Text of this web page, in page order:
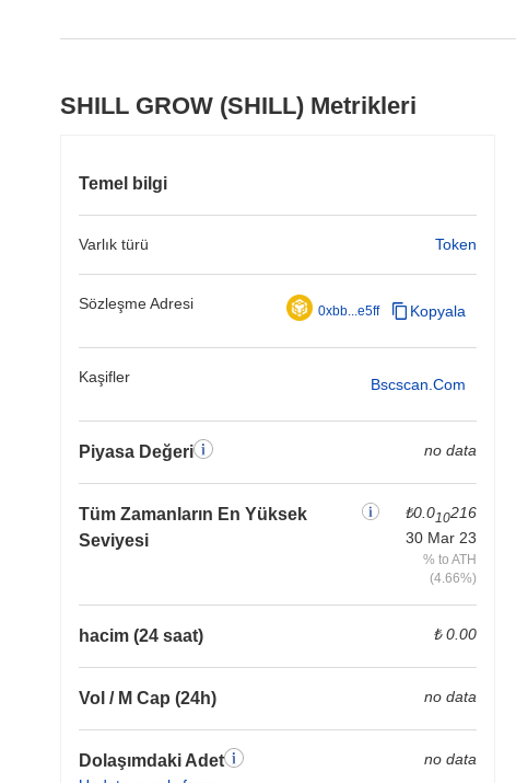
SHILL GROW (SHILL) Metrikleri
Temel bilgi
Varlık türü Token
Sözleşme Adresi 0xbb...e5ff Kopyala
Kaşifler Bscscan.com
Piyasa Değeri no data
Tüm Zamanların En Yüksek
Seviyesi
₺0.010216
30 Mar 23
% to ATH
(4.66%)
hacim (24 saat) ₺ 0.00
Vol / M Cap (24h) no data
Dolaşımdaki Adet no data